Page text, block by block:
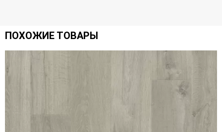
ПОХОЖИЕ ТОВАРЫ